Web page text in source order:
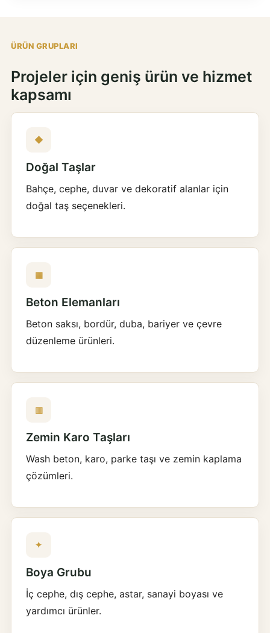
ÜRÜN GRUPLARI
Projeler için geniş ürün ve hizmet
kapsamı
◆
Doğal Taşlar
Bahçe, cephe, duvar ve dekoratif alanlar için
doğal taş seçenekleri.
▦
Beton Elemanları
Beton saksı, bordür, duba, bariyer ve çevre
düzenleme ürünleri.
▥
Zemin Karo Taşları
Wash beton, karo, parke taşı ve zemin kaplama
çözümleri.
✦
Boya Grubu
İç cephe, dış cephe, astar, sanayi boyası ve
yardımcı ürünler.